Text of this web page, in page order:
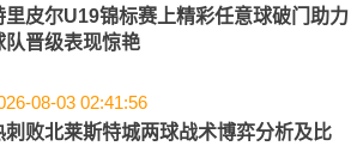
里皮尔U19锦标赛上精彩任意球破门助力
队晋级表现惊艳
08-03 02:41:56
刺败北莱斯特城两球战术博弈分析及比